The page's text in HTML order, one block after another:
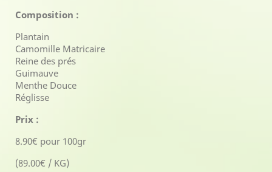
Composition :
Plantain
Camomille Matricaire
Reine des prés
Guimauve
Menthe Douce
Réglisse
Prix :
8.90€ pour 100gr
(89.00€ / KG)